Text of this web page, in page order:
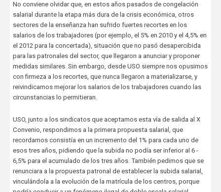
No conviene olvidar que, en estos años pasados de congelación
salarial durante la etapa más dura de la crisis económica, otros
sectores de la enseñanza han sufrido fuertes recortes en los
salarios de los trabajadores (por ejemplo, el 5% en 2010 y el 4,5% en
el 2012 para la concertada), situación que no pasó desapercibida
para las patronales del sector, que llegaron a anunciar y proponer
medidas similares. Sin embargo, desde USO siempre nos opusimos
con firmeza a los recortes, que nunca llegaron a materializarse, y
reivindicamos mejorar los salarios de los trabajadores cuando las
circunstancias lo permitieran.
USO, junto a los sindicatos que aceptamos esta vía de salida al X
Convenio, respondimos a la primera propuesta salarial, que
recordamos consistía en un incremento del 1% para cada uno de
esos tres años, pidiendo que la subida no podía ser inferior al 6 -
6,5% para el acumulado de los tres años. También pedimos que se
renunciara a la propuesta patronal de establecer la subida salarial,
vinculándola a la evolución de la matrícula de los centros, porque